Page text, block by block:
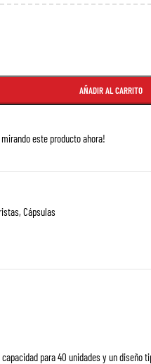
AÑADIR AL CARRITO
este producto ahora!
, Cápsulas
para 40 unidades y un diseño